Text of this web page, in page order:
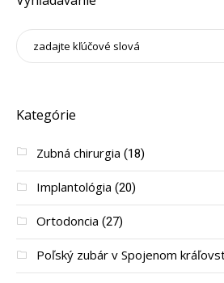
Kategórie
Zubná chirurgia (18)
Implantológia (20)
Ortodoncia (27)
Poľský zubár v Spojenom